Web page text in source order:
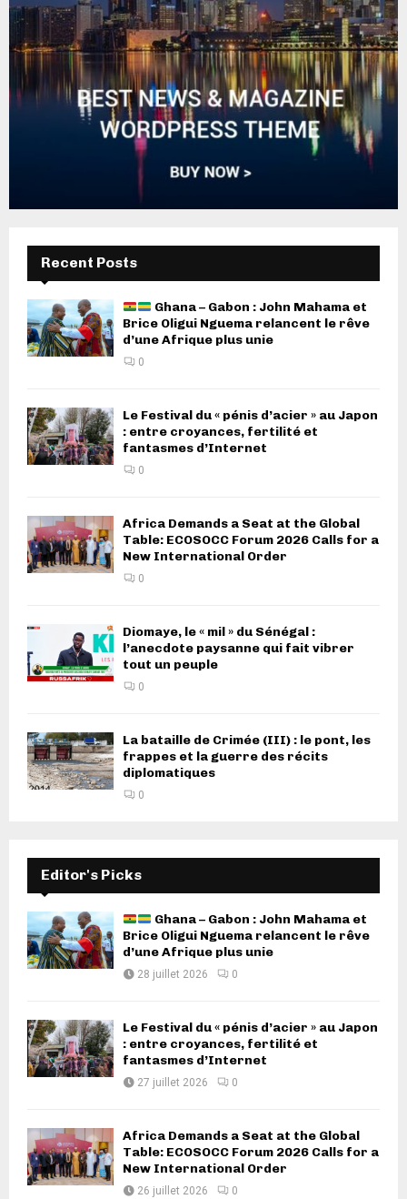
Recent Posts
Ghana – Gabon : John Mahama et
Brice Oligui Nguema relancent le rêve
d’une Afrique plus unie
0
Le Festival du « pénis d’acier » au Japon
: entre croyances, fertilité et
fantasmes d’Internet
0
Africa Demands a Seat at the Global
Table: ECOSOCC Forum 2026 Calls for a
New International Order
0
Diomaye, le « mil » du Sénégal :
l’anecdote paysanne qui fait vibrer
tout un peuple
0
La bataille de Crimée (III) : le pont, les
frappes et la guerre des récits
diplomatiques
0
Editor's Picks
Ghana – Gabon : John Mahama et
Brice Oligui Nguema relancent le rêve
d’une Afrique plus unie
28 juillet 2026 0
Le Festival du « pénis d’acier » au Japon
: entre croyances, fertilité et
fantasmes d’Internet
27 juillet 2026 0
Africa Demands a Seat at the Global
Table: ECOSOCC Forum 2026 Calls for a
New International Order
26 juillet 2026 0